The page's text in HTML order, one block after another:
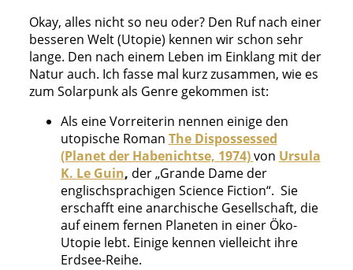
Okay, alles nicht so neu oder? Den Ruf nach einer
besseren Welt (Utopie) kennen wir schon sehr
lange. Den nach einem Leben im Einklang mit der
Natur auch. Ich fasse mal kurz zusammen, wie es
zum Solarpunk als Genre gekommen ist:
Als eine Vorreiterin nennen einige den
utopische Roman The Dispossessed
(Planet der Habenichtse, 1974)von Ursula
K. Le Guin, der „Grande Dame der
englischsprachigen Science Fiction“. Sie
erschafft eine anarchische Gesellschaft, die
auf einem fernen Planeten in einer Öko-
Utopie lebt. Einige kennen vielleicht ihre
Erdsee-Reihe.